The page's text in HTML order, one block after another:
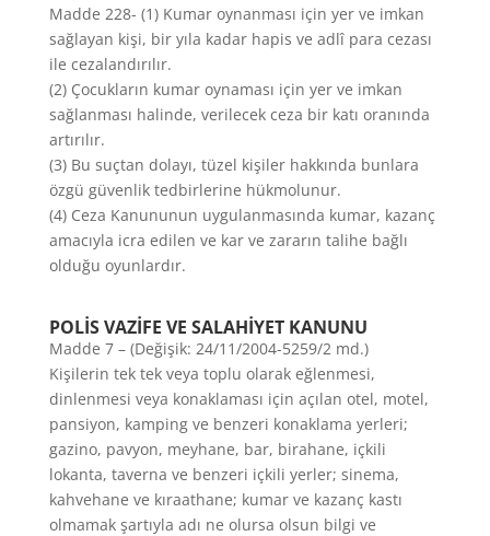
Madde 228- (1) Kumar oynanması için yer ve imkan
sağlayan kişi, bir yıla kadar hapis ve adlî para cezası
ile cezalandırılır.
(2) Çocukların kumar oynaması için yer ve imkan
sağlanması halinde, verilecek ceza bir katı oranında
artırılır.
(3) Bu suçtan dolayı, tüzel kişiler hakkında bunlara
özgü güvenlik tedbirlerine hükmolunur.
(4) Ceza Kanununun uygulanmasında kumar, kazanç
amacıyla icra edilen ve kar ve zararın talihe bağlı
olduğu oyunlardır.
POLİS VAZİFE VE SALAHİYET KANUNU
Madde 7 – (Değişik: 24/11/2004-5259/2 md.)
Kişilerin tek tek veya toplu olarak eğlenmesi,
dinlenmesi veya konaklaması için açılan otel, motel,
pansiyon, kamping ve benzeri konaklama yerleri;
gazino, pavyon, meyhane, bar, birahane, içkili
lokanta, taverna ve benzeri içkili yerler; sinema,
kahvehane ve kıraathane; kumar ve kazanç kastı
olmamak şartıyla adı ne olursa olsun bilgi ve